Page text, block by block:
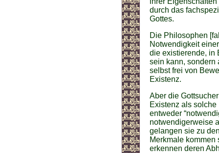
durch das
Gottes.
Die Philosophen
Notwendigkeit
die existierende, in
sein kann, sondern
selbst frei von
Existenz.
Aber die
Existenz als
entweder
notwendigerweise
gelangen sie zu
Merkmale
erkennen deren